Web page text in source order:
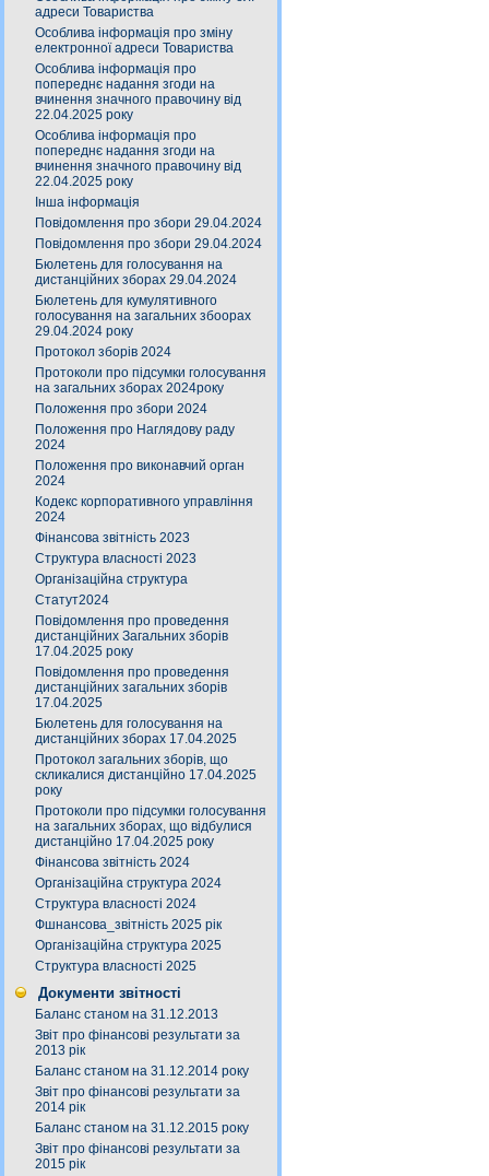
адреси Товариства
Особлива інформація про зміну
електронної адреси Товариства
Особлива інформація про
попереднє надання згоди на
вчинення значного правочину від
22.04.2025 року
Особлива інформація про
попереднє надання згоди на
вчинення значного правочину від
22.04.2025 року
Інша інформація
Повідомлення про збори 29.04.2024
Повідомлення про збори 29.04.2024
Бюлетень для голосування на
дистанційних зборах 29.04.2024
Бюлетень для кумулятивного
голосування на загальних збоорах
29.04.2024 року
Протокол зборів 2024
Протоколи про підсумки голосування
на загальних зборах 2024року
Положення про збори 2024
Положення про Наглядову раду
2024
Положення про виконавчий орган
2024
Кодекс корпоративного управління
2024
Фінансова звітність 2023
Структура власності 2023
Організаційна структура
Статут2024
Повідомлення про проведення
дистанційних Загальних зборів
17.04.2025 року
Повідомлення про проведення
дистанційних загальних зборів
17.04.2025
Бюлетень для голосування на
дистанційних зборах 17.04.2025
Протокол загальних зборів, що
скликалися дистанційно 17.04.2025
року
Протоколи про підсумки голосування
на загальних зборах, що відбулися
дистанційно 17.04.2025 року
Фінансова звітність 2024
Організаційна структура 2024
Структура власності 2024
Фшнансова_звітність 2025 рік
Організаційна структура 2025
Структура власності 2025
Документи звітності
Баланс станом на 31.12.2013
Звіт про фінансові результати за
2013 рік
Баланс станом на 31.12.2014 року
Звіт про фінансові результати за
2014 рік
Баланс станом на 31.12.2015 року
Звіт про фінансові результати за
2015 рік